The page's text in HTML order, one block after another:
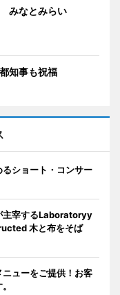
みなとみらい
知事も祝福
ショート・コンサー
主宰するLaboratoryy
木と布をそば
ニューをご提供！お客